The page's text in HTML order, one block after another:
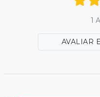
1
AVALIAR